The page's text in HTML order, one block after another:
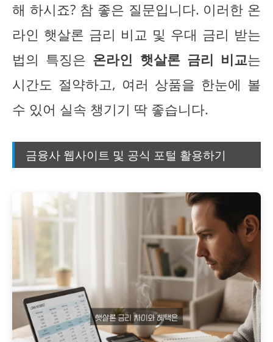
해 하시죠? 참 좋은 질문입니다. 이러한 온
라인 햇살론 금리 비교 및 우대 금리 받는
법의 특징은 온라인 햇살론 금리 비교는
시간도 절약하고, 여러 상품을 한눈에 볼
수 있어 실속 챙기기 딱 좋습니다.
금융사 웹사이트 및 공식 포털 활용하기